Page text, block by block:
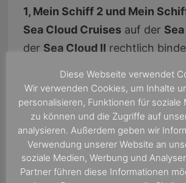
1, Mein Schiff 2 und Mein
Sea Cloud Cruisesauf der
der Sea Cloud II rechtlich
Kreuzfahrtschiffs an.
Auch die Kreuzfahrtschiffe
Cruises(außer Celebrity
Azamara Cruisesfahren
maltesischer Flagge und
Diese Webseite verwendet
Wir verwenden Cookies, um Inhalte
personalisieren, Funktionen für soziale
zu können und die Zugriffe auf
analysieren. Außerdem geben wir
Verwendung unserer Website an
soziale Medien, Werbung und
Partner führen diese Informationen